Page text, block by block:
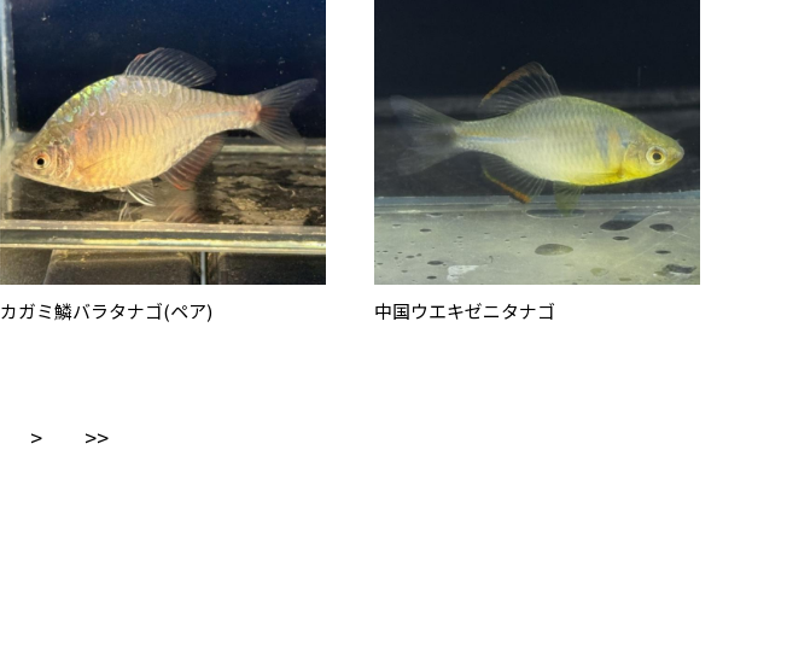
カガミ鱗バラタナゴ(ペア) 中国ウエキゼニタナゴ
> >>